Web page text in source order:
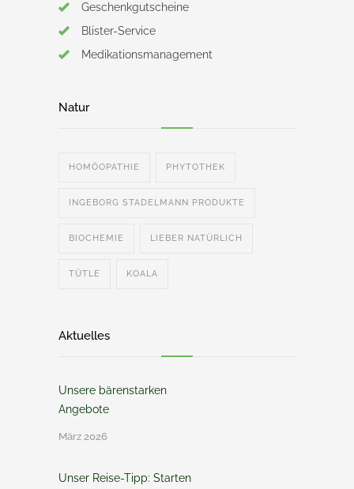
Geschenkgutscheine
Blister-Service
Medikationsmanagement
Natur
HOMÖOPATHIE PHYTOTHEK
INGEBORG STADELMANN PRODUKTE
BIOCHEMIE LIEBER NATÜRLICH
TÜTLE KOALA
Aktuelles
Unsere bärenstarken
Angebote
März 2026
Unser Reise-Tipp: Starten